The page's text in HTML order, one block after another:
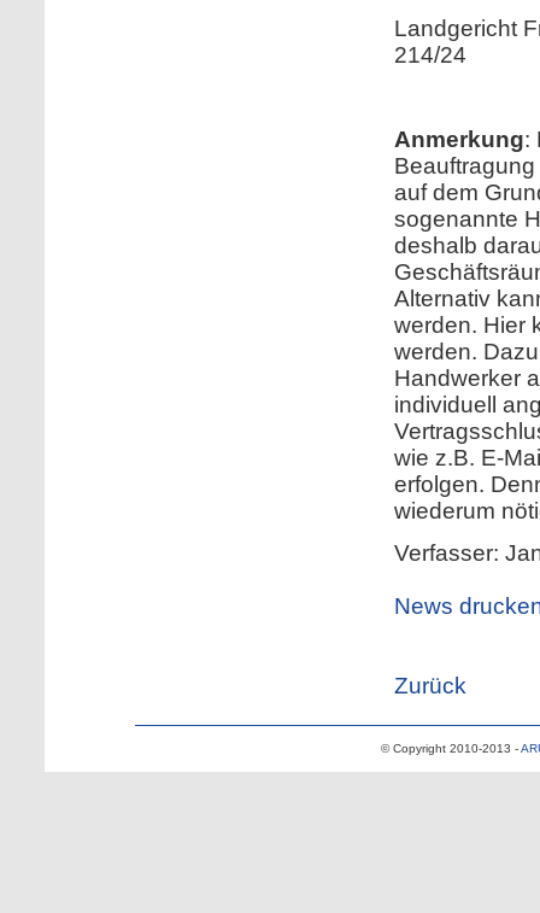
Landgericht
214/24
Anmerkung:
auf dem
sogenannte
deshalb
Alternativ
werden. Hier
werden.
Handwerker
individuell
wie z.B. E-
erfolgen.
wiederum
Verfasser:
News
Zurück
© Copyright 2010-2013 -